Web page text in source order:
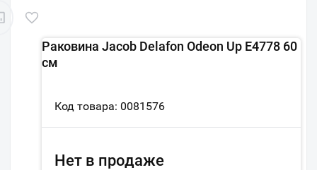
Раковина Jacob Delafon Odeon Up E4778 60
см
Код товара: 0081576
Нет в продаже